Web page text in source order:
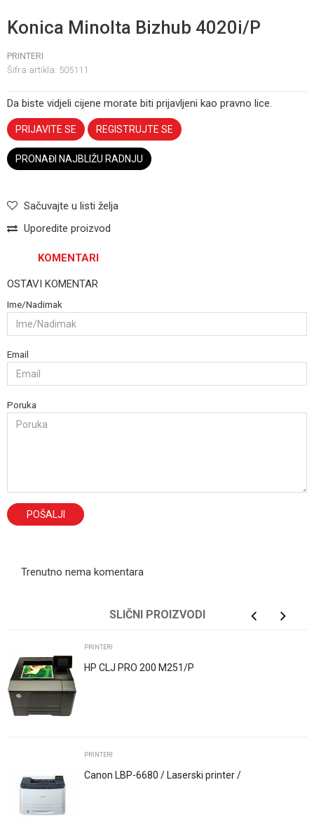
Konica Minolta Bizhub 4020i/P
PRINTERI
Šifra artikla: 505111
Da biste vidjeli cijene morate biti prijavljeni kao pravno lice.
PRIJAVITE SE REGISTRUJTE SE
PRONAĐI NAJBLIŽU RADNJU
Sačuvajte u listi želja
Uporedite proizvod
KOMENTARI
OSTAVI KOMENTAR
Ime/Nadimak
Email
Poruka
POŠALJI
Trenutno nema komentara
SLIČNI PROIZVODI
PRINTERI
HP CLJ PRO 200 M251/P
PRINTERI
Canon LBP-6680 / Laserski printer /